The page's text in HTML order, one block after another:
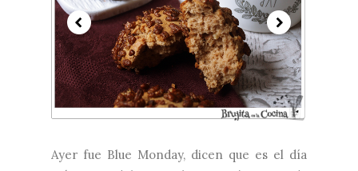
Ayer fue Blue Monday, dicen que es el día